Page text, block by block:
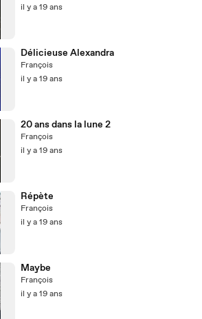
il y a 19 ans
Délicieuse Alexandra
François
il y a 19 ans
20 ans dans la lune 2
François
il y a 19 ans
Répète
François
il y a 19 ans
Maybe
François
il y a 19 ans